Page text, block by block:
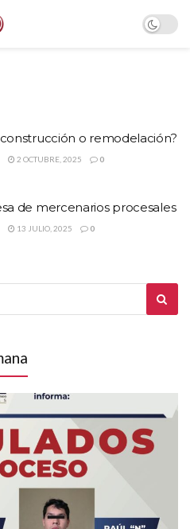
o remodelación?
2 OCTUBRE, 2025 0
de mercenarios procesales
13 JULIO, 2025 0